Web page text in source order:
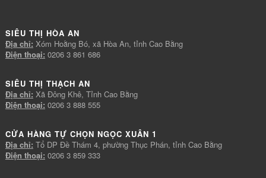
SIÊU THỊ HÒA AN
Địa chỉ: Xóm Hoằng Bó, xã Hòa An, tỉnh Cao Bằng
Điện thoại: 0206 3 861 686
SIÊU THỊ THẠCH AN
Địa chỉ: Xã Đông Khê, Tỉnh Cao Bằng
Điện thoại: 0206 3 888 555
CỬA HÀNG TỰ CHỌN NGỌC XUÂN 1
Địa chỉ: Tổ DP Đề Thám 4, phường Thục Phán, tỉnh Cao Bằng
Điện thoại: 0206 3 859 333